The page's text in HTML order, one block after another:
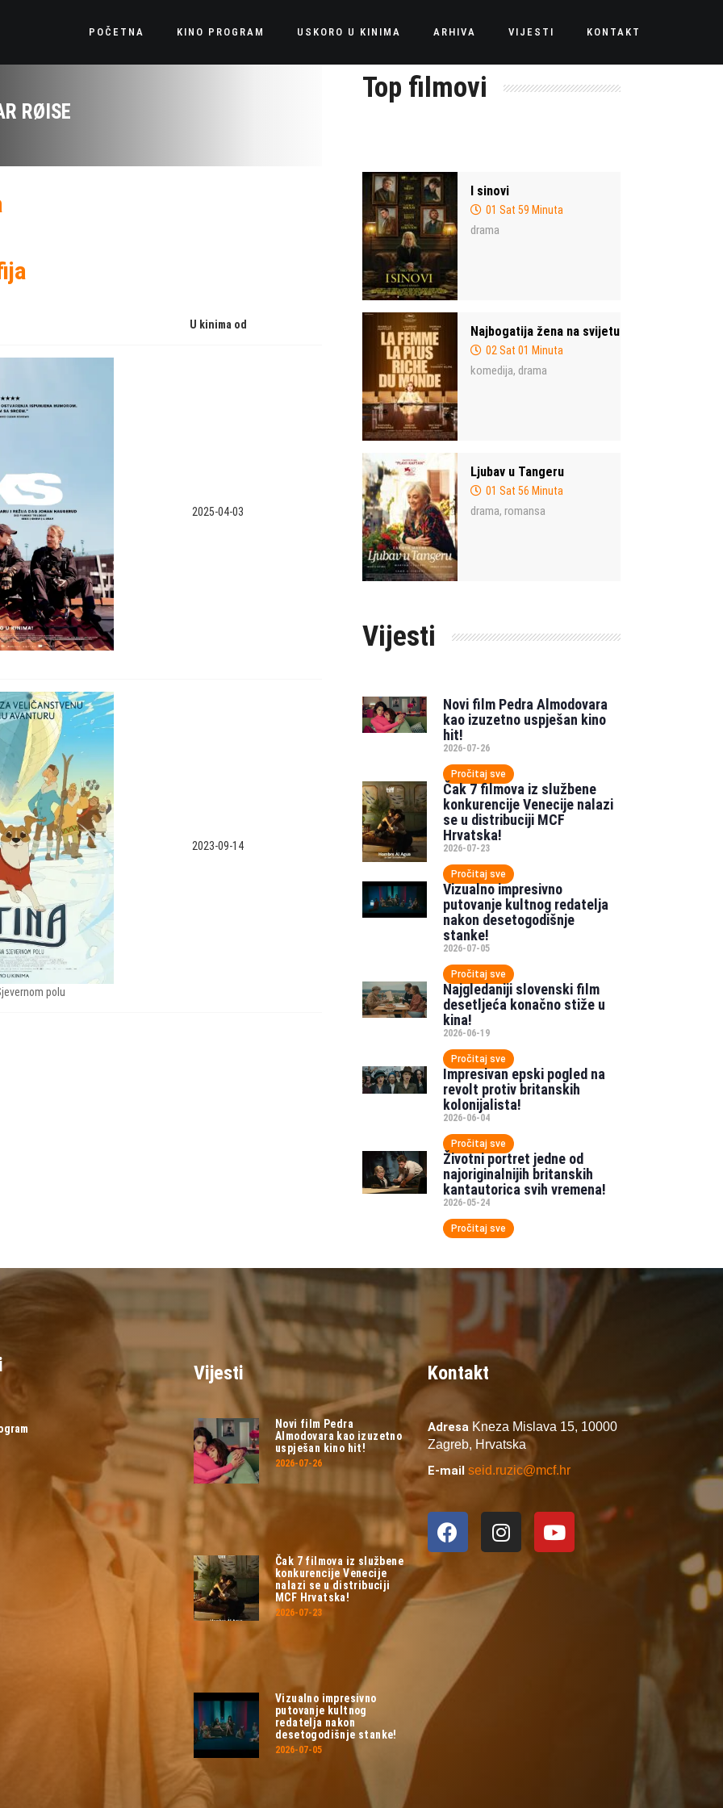
POČETNA KINO PROGRAM USKORO U KINIMA ARHIVA VIJESTI KONTAKT
RØISE
U kinima od
2025-04-03
polu
2023-09-14
Top filmovi
I sinovi
01 Sat 59 Minuta
drama
Najbogatija žena na svijetu
02 Sat 01 Minuta
komedija, drama
Ljubav u Tangeru
01 Sat 56 Minuta
drama, romansa
Vijesti
Novi film Pedra Almodovara
kao izuzetno uspješan kino
hit!
2026-07-26
Pročitaj sve
Čak 7 filmova iz službene
konkurencije Venecije nalazi
se u distribuciji MCF
Hrvatska!
2026-07-23
Pročitaj sve
Vizualno impresivno
putovanje kultnog redatelja
nakon desetogodišnje
stanke!
2026-07-05
Pročitaj sve
Najgledaniji slovenski film
desetljeća konačno stiže u
kina!
2026-06-19
Pročitaj sve
Impresivan epski pogled na
revolt protiv britanskih
kolonijalista!
2026-06-04
Pročitaj sve
Životni portret jedne od
najoriginalnijih britanskih
kantautorica svih vremena!
2026-05-24
Pročitaj sve
Vijesti
Novi film Pedra
Almodovara kao izuzetno
uspješan kino hit!
2026-07-26
Čak 7 filmova iz službene
konkurencije Venecije
nalazi se u distribuciji
MCF Hrvatska!
2026-07-23
Vizualno impresivno
putovanje kultnog
redatelja nakon
desetogodišnje stanke!
2026-07-05
Kontakt
Adresa Kneza Mislava 15, 10000
Zagreb, Hrvatska
E-mail seid.ruzic@mcf.hr